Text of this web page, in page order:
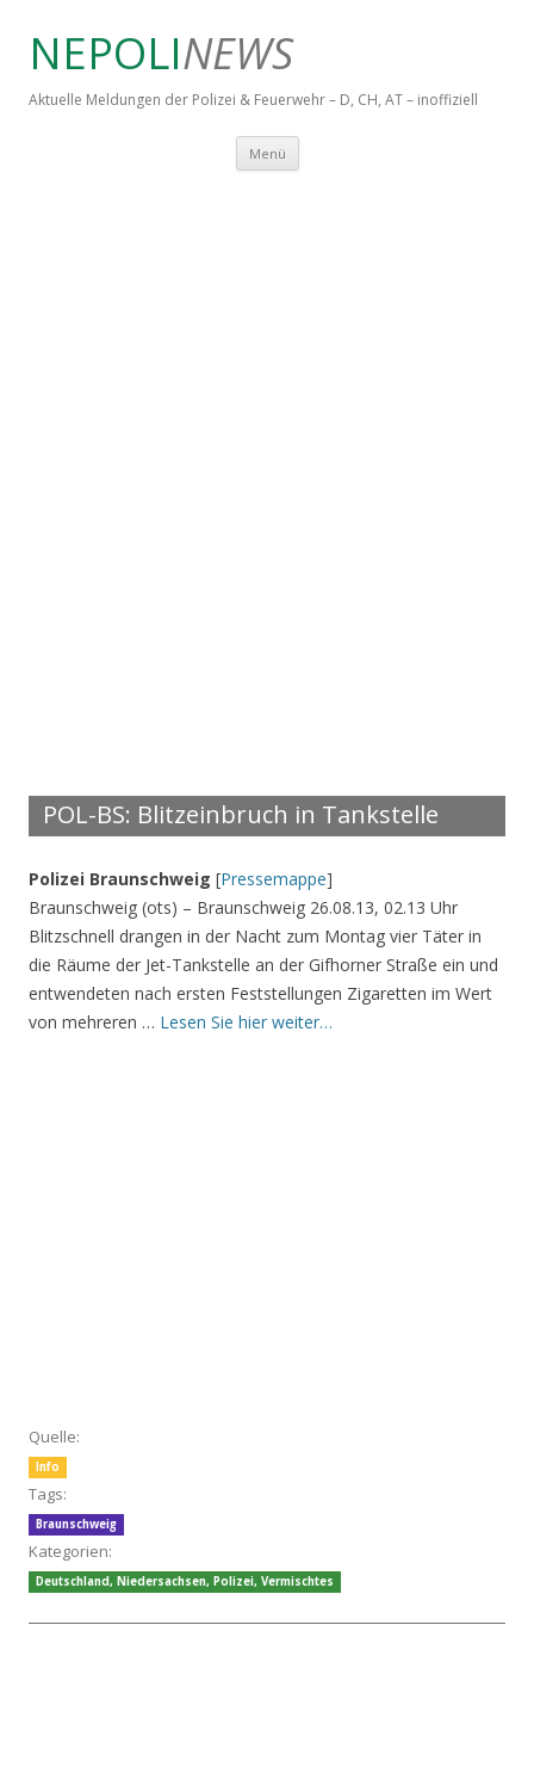
NEPOLINEWS
Aktuelle Meldungen der Polizei & Feuerwehr – D, CH, AT – inoffiziell
Menü Springe zum Inhalt
POL-BS: Blitzeinbruch in Tankstelle
Polizei Braunschweig [Pressemappe]
Braunschweig (ots) – Braunschweig 26.08.13, 02.13 Uhr
Blitzschnell drangen in der Nacht zum Montag vier Täter in
die Räume der Jet-Tankstelle an der Gifhorner Straße ein und
entwendeten nach ersten Feststellungen Zigaretten im Wert
von mehreren … Lesen Sie hier weiter…
Quelle:
Info
Tags:
Braunschweig
Kategorien:
Deutschland, Niedersachsen, Polizei, Vermischtes